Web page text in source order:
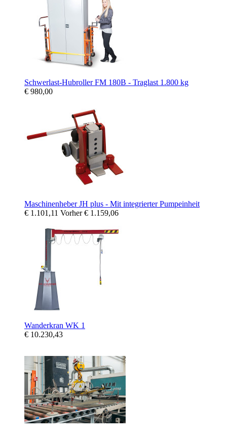
Schwerlast-Hubroller FM 180B - Traglast 1.800 kg
€ 980,00
Maschinenheber JH plus - Mit integrierter Pumpeinheit
€ 1.101,11 Vorher€ 1.159,06
Wanderkran WK 1
€ 10.230,43